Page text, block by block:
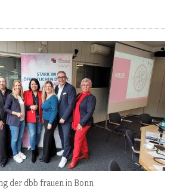
der dbb frauen in Bonn